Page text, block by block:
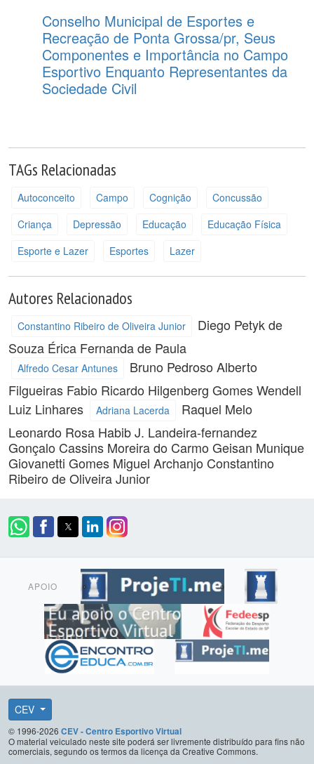
Conselho Municipal de Esportes e
Recreação de Ponta Grossa/pr, Seus
Componentes e Importância no Campo
Esportivo Enquanto Representantes da
Sociedade Civil
TAGs Relacionadas
Autoconceito Campo Cognição
Concussão
Criança
Depressão Educação
Educação Física
Esporte e Lazer
Esportes Lazer
Autores Relacionados
Constantino Ribeiro de Oliveira Junior
Diego Petyk de
Souza Érica Fernanda de Paula
Alfredo Cesar Antunes Bruno Pedroso Alberto
Filgueiras Fabio Ricardo Hilgenberg GomesWendell
Luiz Linhares
Adriana Lacerda
Raquel Melo
Leonardo Rosa HabibJ. Landeira-fernandez
Gonçalo Cassins Moreira do Carmo Geisan Munique
Giovanetti Gomes Miguel Archanjo Constantino
Ribeiro de Oliveira Junior
APOIO
CEV
© 1996-2026 CEV - Centro Esportivo Virtual
O material veiculado neste site poderá ser livremente distribuído para fins não
comerciais, segundo os termos da licença da Creative Commons.